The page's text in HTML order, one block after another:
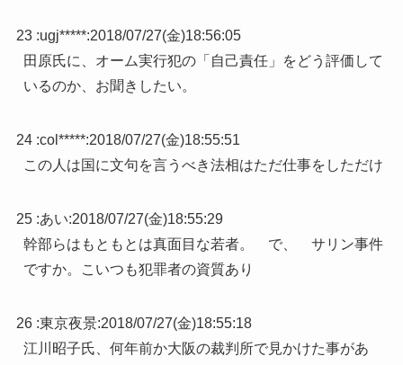
23 :ugj*****:2018/07/27(金)18:56:05
田原氏に、オーム実行犯の「自己責任」をどう評価して
いるのか、お聞きしたい。
24 :col*****:2018/07/27(金)18:55:51
この人は国に文句を言うべき法相はただ仕事をしただけ
25 :あい:2018/07/27(金)18:55:29
幹部らはもともとは真面目な若者。 で、 サリン事件
ですか。こいつも犯罪者の資質あり
26 :東京夜景:2018/07/27(金)18:55:18
江川昭子氏、何年前か大阪の裁判所で見かけた事があ